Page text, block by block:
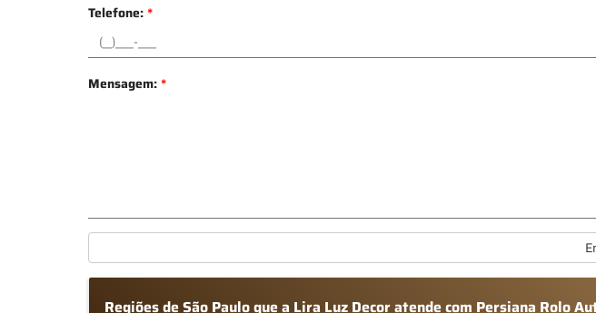
Telefone:*
Mensagem:*
Regiões de São Paulo que a Lira Luz Decor atende com Persiana Rolo